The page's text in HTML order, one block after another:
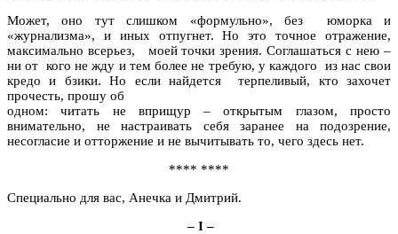
Может, оно тут слишком «формульно», без юморка и
«журнализма», и иных отпугнет. Но это точное отражение,
максимально всерьез, моей точки зрения. Соглашаться с нею –
ни от кого не жду и тем более не требую, у каждого из нас свои
кредо и бзики. Но если найдется терпеливый, кто захочет
прочесть, прошу об
одном: читать не вприщур – открытым глазом, просто
внимательно, не настраивать себя заранее на подозрение,
несогласие и отторжение и не вычитывать то, чего здесь нет.
**** ****
Специально для вас, Анечка и Дмитрий.
– I –